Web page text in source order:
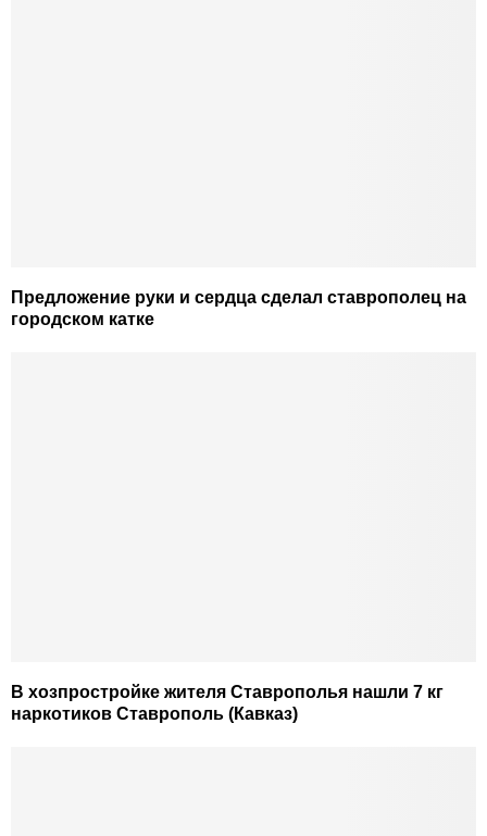
Предложение руки и сердца сделал ставрополец на
городском катке
В хозпростройке жителя Ставрополья нашли 7 кг
наркотиков Ставрополь (Кавказ)